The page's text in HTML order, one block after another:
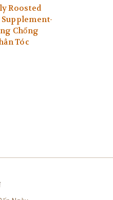
Roosted
Supplement-
Chống
Tóc